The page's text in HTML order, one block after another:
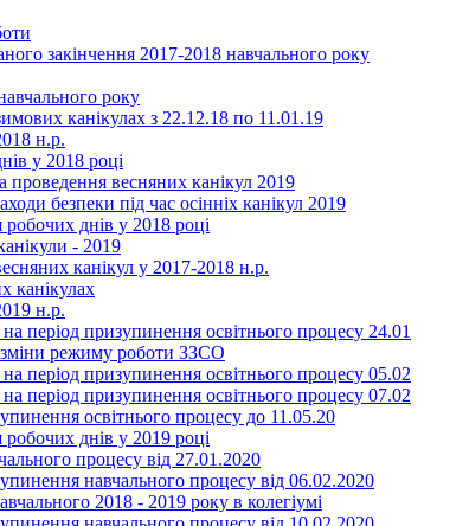
закінчення 2017-2018 навчального року
року
канікулах з 22.12.18 по 11.01.19
н.р.
у 2018 році
проведення весняних канікул 2019
безпеки під час осінніх канікул 2019
днів у 2018 році
- 2019
канікул у 2017-2018 н.р.
канікулах
н.р.
період призупинення освітнього процесу 24.01
режиму роботи ЗЗСО
період призупинення освітнього процесу 05.02
період призупинення освітнього процесу 07.02
освітнього процесу до 11.05.20
днів у 2019 році
процесу від 27.01.2020
навчального процесу від 06.02.2020
2018 - 2019 року в колегіумі